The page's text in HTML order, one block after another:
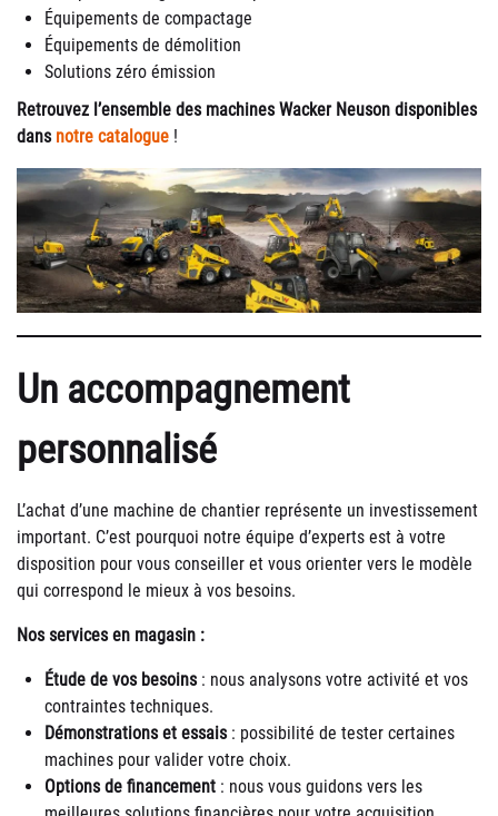
Équipements de compactage
Équipements de démolition
Solutions zéro émission
Retrouvez l’ensemble des machines Wacker Neuson disponibles
dans notre catalogue !
Un accompagnement
personnalisé
L’achat d’une machine de chantier représente un investissement
important. C’est pourquoi notre équipe d’experts est à votre
disposition pour vous conseiller et vous orienter vers le modèle
qui correspond le mieux à vos besoins.
Nos services en magasin :
Étude de vos besoins: nous analysons votre activité et vos
contraintes techniques.
Démonstrations et essais: possibilité de tester certaines
machines pour valider votre choix.
Options de financement : nous vous guidons vers les